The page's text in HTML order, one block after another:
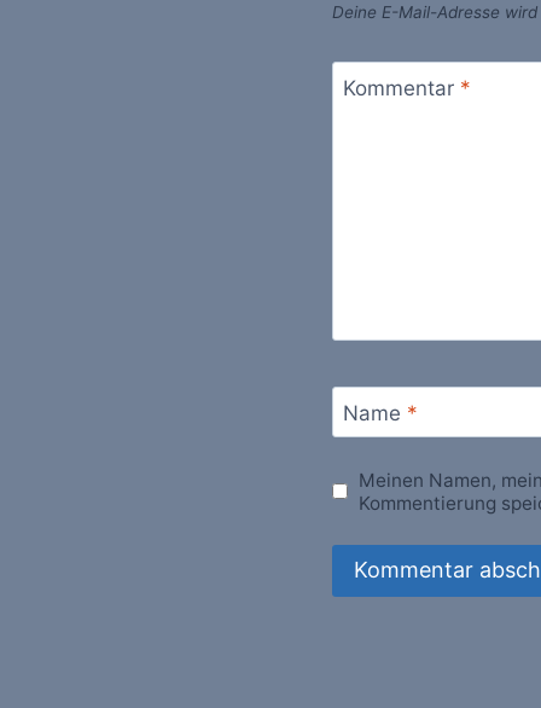
Deine E-Mail-Adresse
Kommentar *
Name *
Meinen Namen,
Kommentierung